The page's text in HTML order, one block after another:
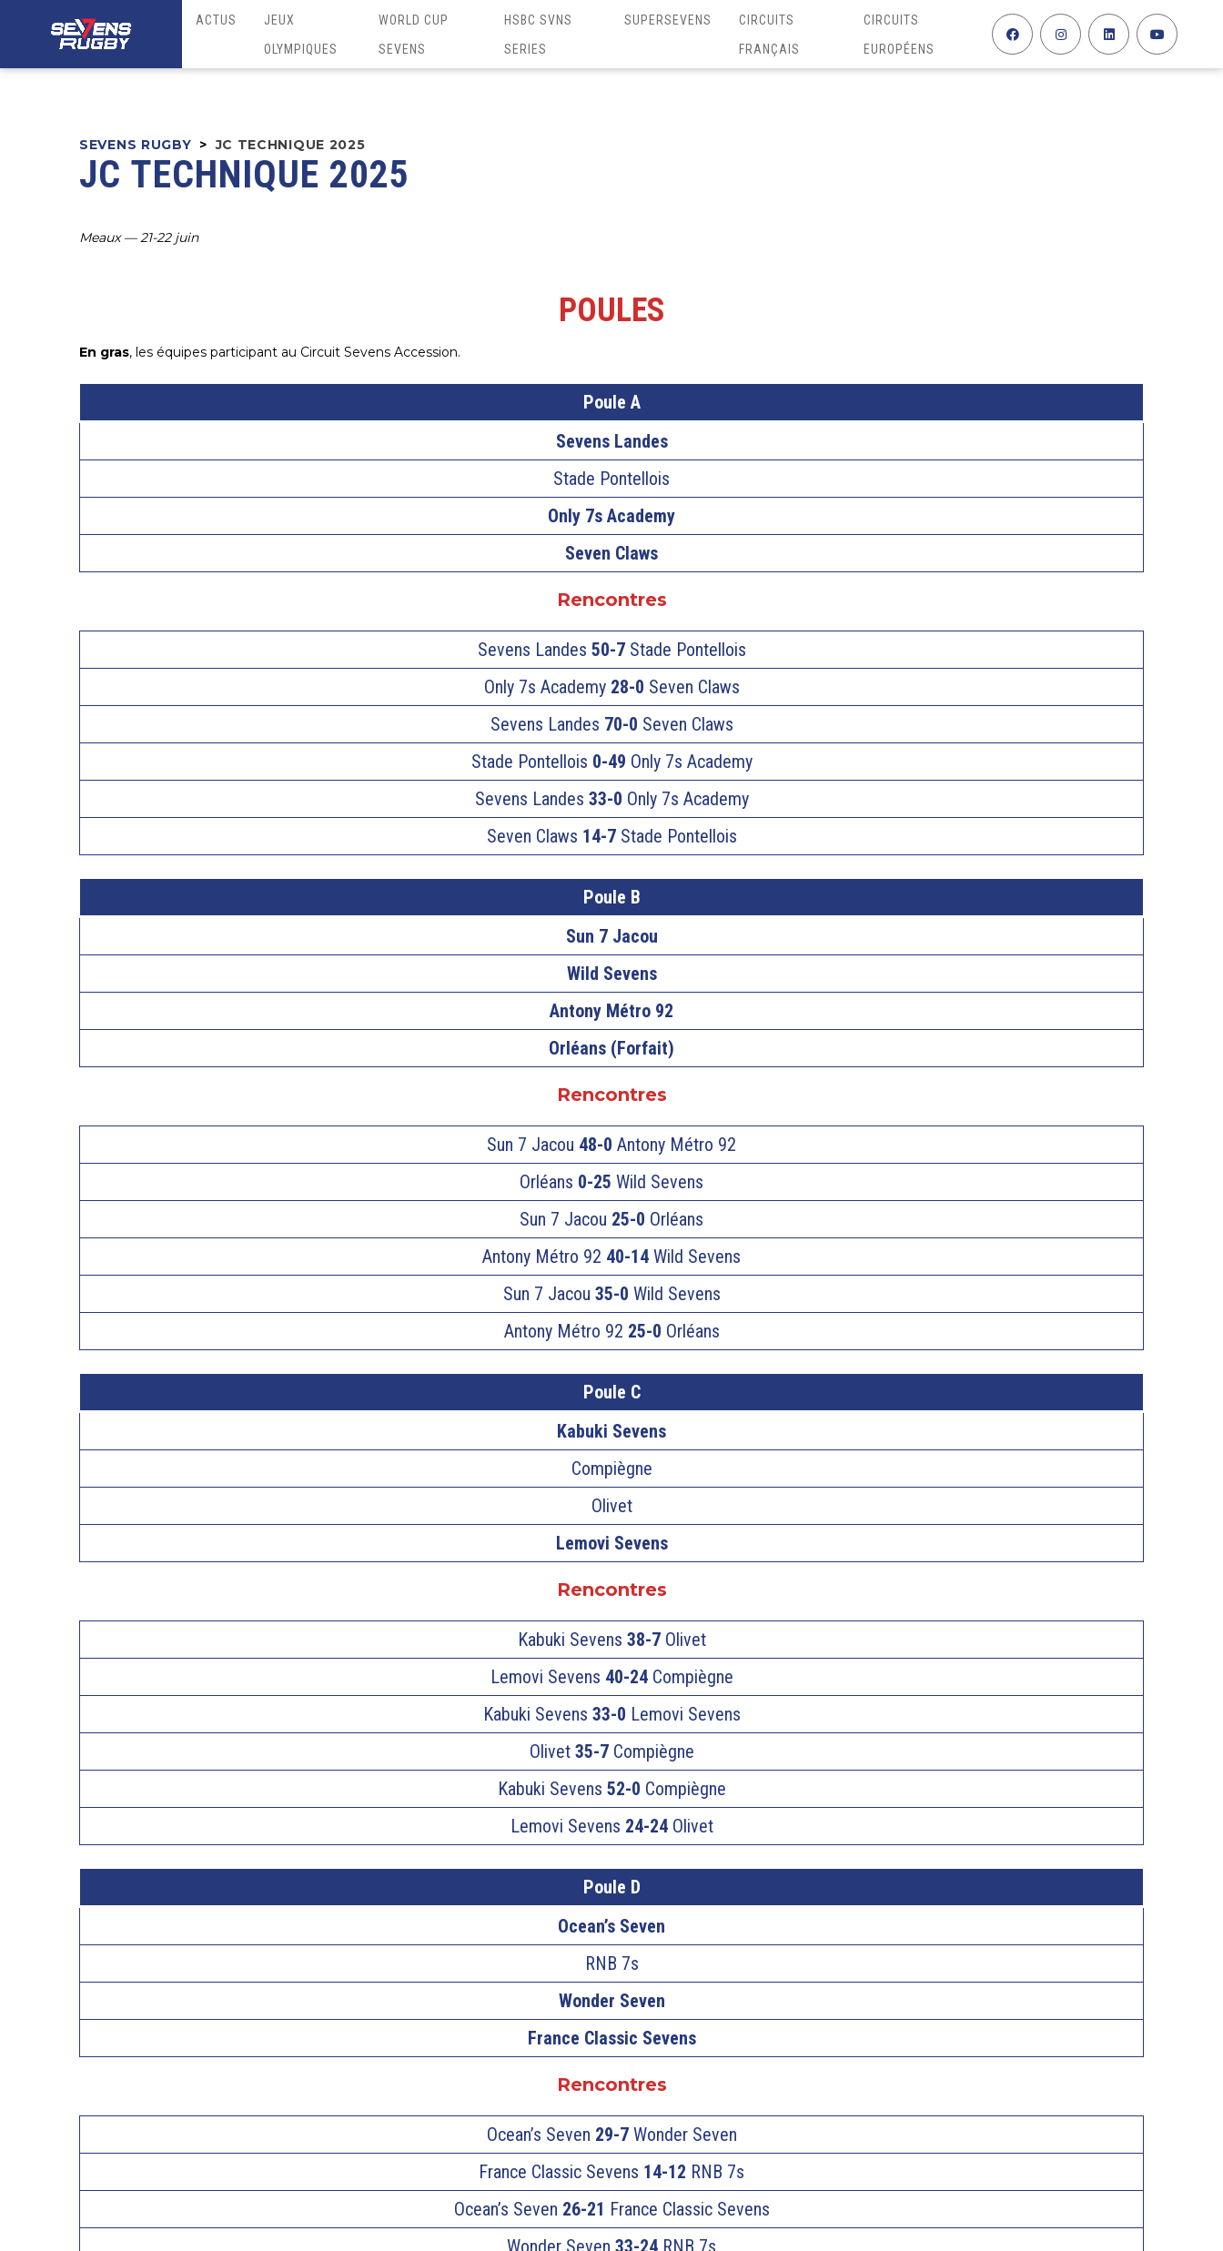
ACTUS
JEUX
OLYMPIQUES
WORLD CUP
SEVENS
HSBC SVNS
SERIES
SUPERSEVENS
CIRCUITS
FRANÇAIS
CIRCUITS
EUROPÉENS
SEVENS RUGBY > JC TECHNIQUE 2025
JC TECHNIQUE 2025
Meaux — 21-22 juin
POULES
En gras, les équipes participant au Circuit Sevens Accession.
Poule A
Sevens Landes
Stade Pontellois
Only 7s Academy
Seven Claws
Rencontres
Sevens Landes 50-7Stade Pontellois
Only 7s Academy 28-0 Seven Claws
Sevens Landes 70-0 Seven Claws
Stade Pontellois 0-49 Only 7s Academy
Sevens Landes 33-0 Only 7s Academy
Seven Claws 14-7Stade Pontellois
Poule B
Sun 7 Jacou
Wild Sevens
Antony Métro 92
Orléans (Forfait)
Rencontres
Sun 7 Jacou 48-0 Antony Métro 92
Orléans 0-25 Wild Sevens
Sun 7 Jacou 25-0 Orléans
Antony Métro 92 40-14 Wild Sevens
Sun 7 Jacou 35-0 Wild Sevens
Antony Métro 92 25-0 Orléans
Poule C
Kabuki Sevens
Compiègne
Olivet
Lemovi Sevens
Rencontres
Kabuki Sevens 38-7Olivet
Lemovi Sevens 40-24Compiègne
Kabuki Sevens 33-0 Lemovi Sevens
Olivet 35-7Compiègne
Kabuki Sevens 52-0 Compiègne
Lemovi Sevens 24-24Olivet
Poule D
Ocean’s Seven
RNB 7s
Wonder Seven
France Classic Sevens
Rencontres
Ocean’s Seven 29-7Wonder Seven
France Classic Sevens 14-12 RNB 7s
Ocean’s Seven 26-21 France Classic Sevens
Wonder Seven 33-24 RNB 7s